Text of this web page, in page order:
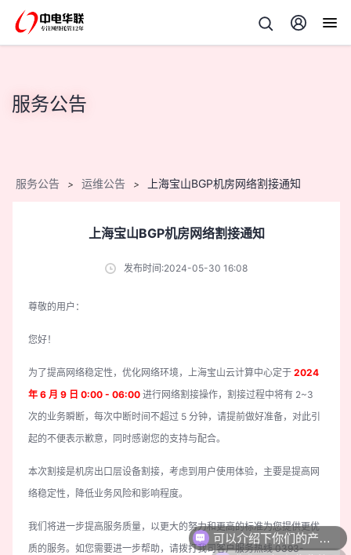
服务公告
服务公告 > 运维公告 > 上海宝山BGP机房网络割接通知
上海宝山BGP机房网络割接通知
发布时间:2024-05-30 16:08
尊敬的用户：
您好！
为了提高网络稳定性，优化网络环境， 上海宝山云计算中心定于 2024
年 6 月 9 日 0:00 - 06:00 进行网络割接操作，割接过程中将有 2~3
次的业务瞬断，每次中断时间不超过 5 分钟，请提前做好准备，对此引
起的不便表示歉意，同时感谢您的支持与配合。
本次割接是机房出口层设备割接，考虑到用户使用体验，主要是提高网
络稳定性，降低业务风险和影响程度。
我们将进一步提高服务质量，以更大的努力和更高的标准为您提供更优
质的服务。如您需要进一步帮助，请拨打我司客户服务热线 0393-
可以介绍下你们的产品么